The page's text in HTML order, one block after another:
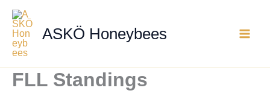
Inhalt
springen
ASKÖ Honeybees
FLL Standings